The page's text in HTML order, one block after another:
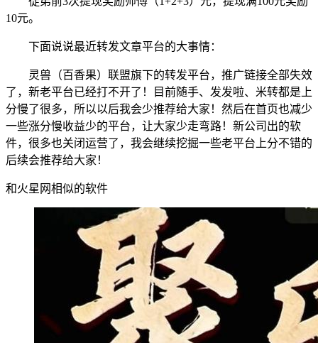
10元。
下面说说最近转发文章平台的大事情：
灵兽（百香果）联盟旗下的转发平台，推广链接全部失效
了，新老平台已经打不开了！目前随手、发发啦、米转都是上
分慢了很多，所以以后我会少推荐给大家！然后在首页也减少
一些涨分慢收益少的平台，让大家少走弯路！新公司出的软
件，很多也关闭运营了，我会继续挖掘一些老平台上分不错的
后续会推荐给大家！
和火星网相似的软件